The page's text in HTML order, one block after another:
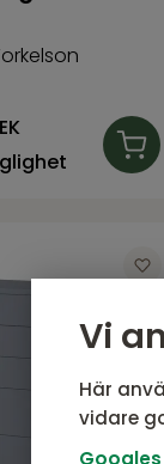
Vi
Här
vidare